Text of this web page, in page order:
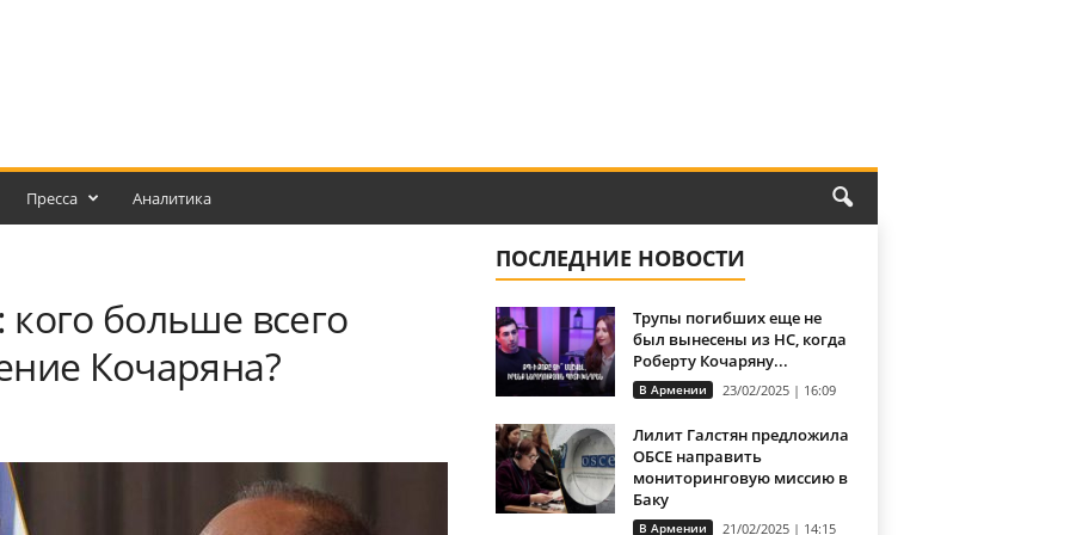
Пресса Аналитика
больше всего
Кочаряна?
ПОСЛЕДНИЕ НОВОСТИ
Трупы погибших еще не
был вынесены из НС, когда
Роберту Кочаряну...
В Армении 23/02/2025 | 16:09
Лилит Галстян предложила
ОБСЕ направить
мониторинговую миссию в
Баку
В Армении 21/02/2025 | 14:15